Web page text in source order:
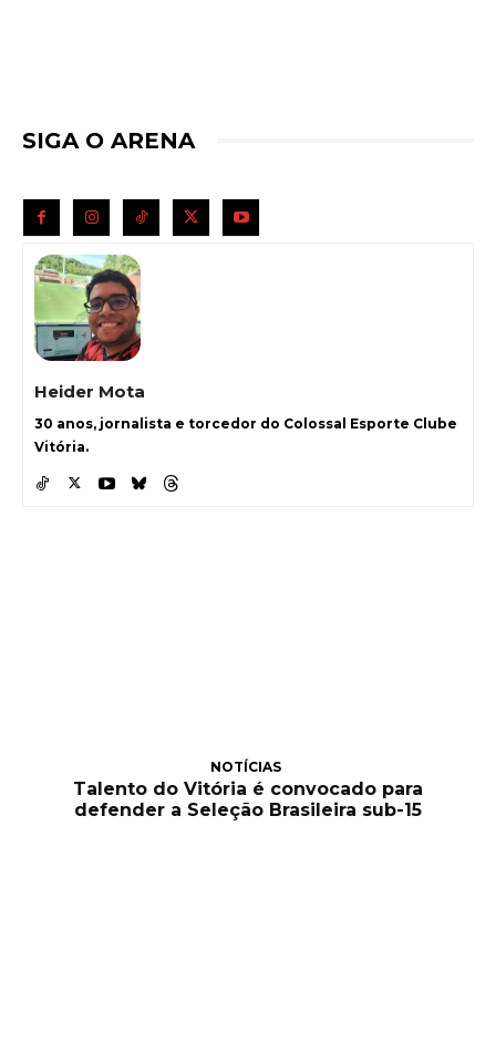
SIGA O ARENA
Heider Mota
30 anos, jornalista e torcedor do Colossal Esporte Clube
Vitória.
NOTÍCIAS
Talento do Vitória é convocado para
defender a Seleção Brasileira sub-15